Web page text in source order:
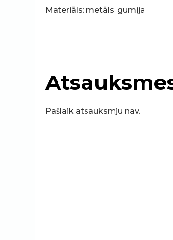
Materiāls: metāls, gumija
Pašlaik atsauksmju nav.